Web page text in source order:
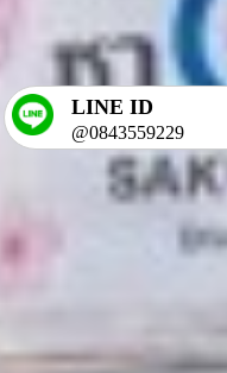
LINE ID
@0843559229